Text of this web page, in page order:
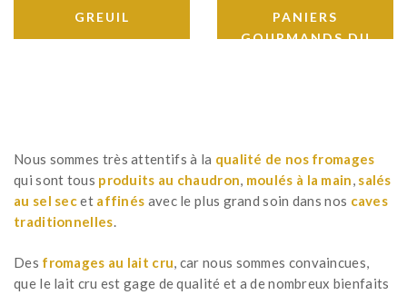
GREUIL
PANIERS
GOURMANDS DU
Nous sommes très attentifs à la qualité de nos fromages
qui sont tous produits au chaudron, moulés à la main, salés
au sel secet affinés avec le plus grand soin dans nos caves
traditionnelles.
Des fromages au lait cru, car nous sommes convaincues,
que le lait cru est gage de qualité et a de nombreux bienfaits